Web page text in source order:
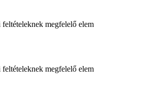
feltételeknek megfelelő elem
feltételeknek megfelelő elem